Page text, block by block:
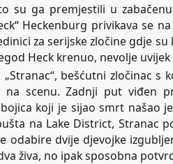
su ga premjestili u
Heckenburg privikava se
za serijske zločine gdje
Heck krenuo, nevolje uvijek
„Stranac“, bešćutni zločinac s
na scenu. Zadnji put viđen
koji je sijao smrt našao
na Lake District, Stranac
odabire dvije djevojke
živa, no ipak sposobna